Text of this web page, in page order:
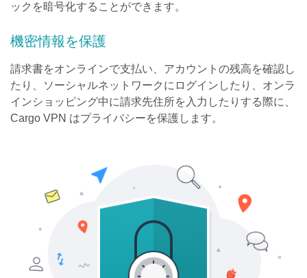
ックを暗号化することができます。
機密情報を保護
請求書をオンラインで支払い、アカウントの残高を確認し
たり、ソーシャルネットワークにログインしたり、オンラ
インショッピング中に請求先住所を入力したりする際に、
Cargo VPN はプライバシーを保護します。